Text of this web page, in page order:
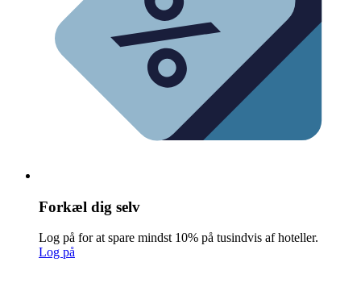
Forkæl dig selv
Log på for at spare mindst 10% på tusindvis af hoteller.
Log på